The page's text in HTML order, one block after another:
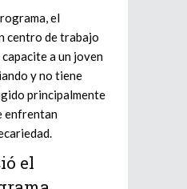
el
centro de trabajo
a un joven
y no tiene
principalmente
enfrentan
el